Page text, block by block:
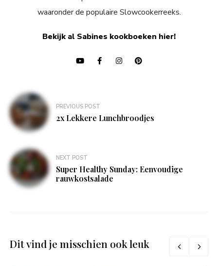
waaronder de populaire Slowcookerreeks.
Bekijk al Sabines kookboeken hier!
Bericht
navigatie
PREVIOUS POST
2x Lekkere Lunchbroodjes
NEXT POST
Super Healthy Sunday: Eenvoudige
rauwkostsalade
Dit vind je misschien ook leuk